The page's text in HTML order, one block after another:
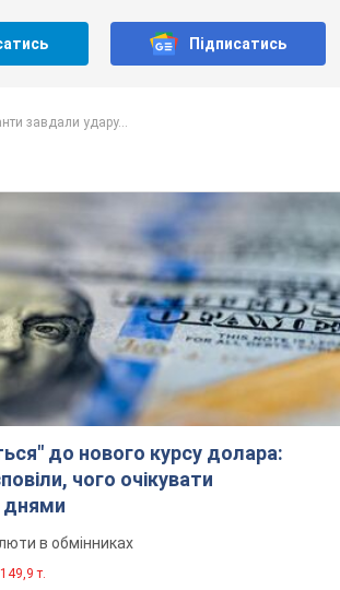
Підписатись
завдали удару...
до нового курсу долара:
чого очікувати
в обмінниках
149,9 т.